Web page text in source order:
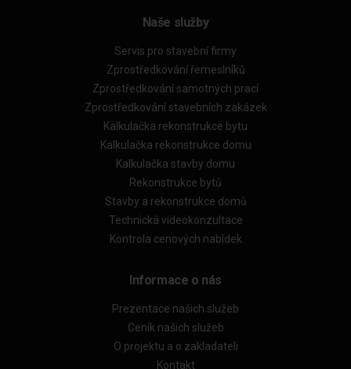
Naše služby
Servis pro stavební firmy
Zprostředkování řemeslníků
Zprostředkování samotných prací
Zprostředkování stavebních zakázek
Kalkulačka rekonstrukce bytu
Kalkulačka rekonstrukce domu
Kalkulačka stavby domu
Rekonstrukce bytů
Stavby a rekonstrukce domů
Technická videokonzultace
Kontrola cenových nabídek
Informace o nás
Prezentace našich služeb
Ceník našich služeb
O projektu a o zakladateli
Kontakt